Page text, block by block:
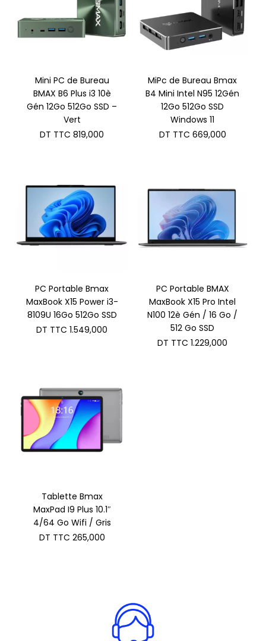
Mini PC de Bureau
BMAX B6 Plus i3 10è
Gén 12Go 512Go SSD –
Vert
DT TTC 819,000
MiPc de Bureau Bmax
B4 Mini Intel N95 12Gén
12Go 512Go SSD
Windows 11
DT TTC 669,000
PC Portable Bmax
MaxBook X15 Power i3-
8109U 16Go 512Go SSD
DT TTC 1.549,000
PC Portable BMAX
MaxBook X15 Pro Intel
N100 12è Gén / 16 Go /
512 Go SSD
DT TTC 1.229,000
Tablette Bmax
MaxPad I9 Plus 10.1″
4/64 Go Wifi / Gris
DT TTC 265,000